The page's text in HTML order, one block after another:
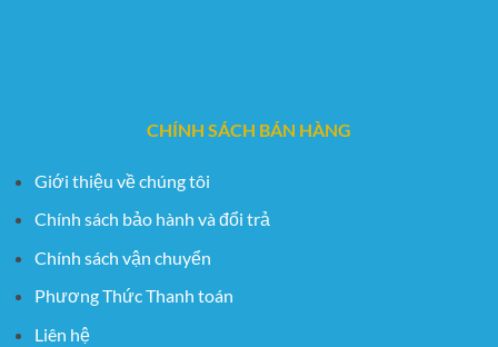
CHÍNH SÁCH BÁN HÀNG
Giới thiệu về chúng tôi
Chính sách bảo hành và đổi trả
Chính sách vận chuyển
Phương Thức Thanh toán
Liên hệ